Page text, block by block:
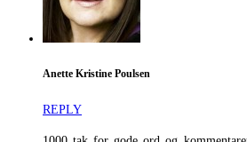
Anette Kristine Poulsen
REPLY